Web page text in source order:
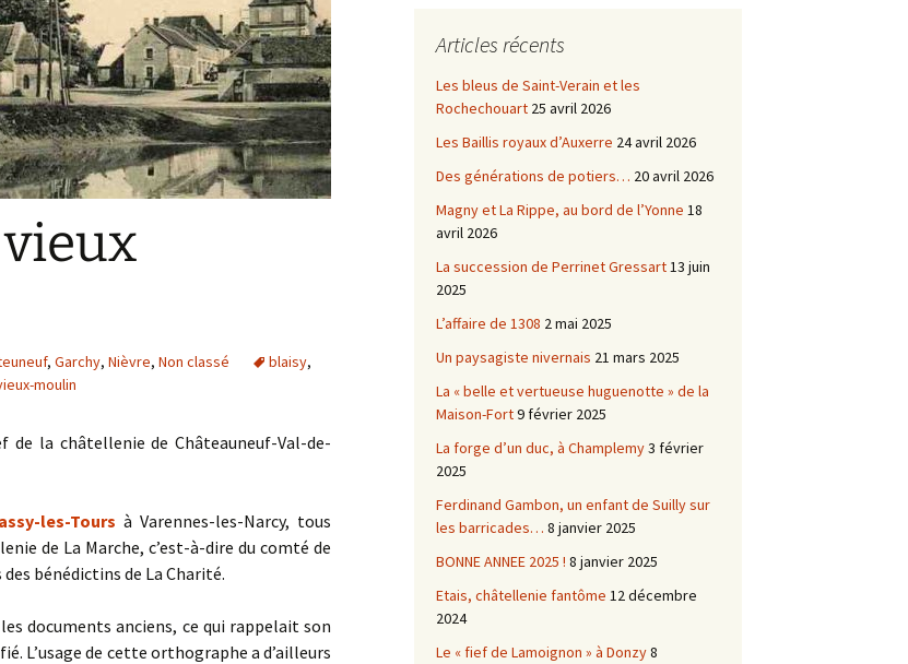
Baronnie de Saint-Verain
Comté d’Auxerre
Comté de Gien
Seigneurie de Courtenay
Comté de Sancerre
Châtellenie d’Etais
Châtellenies de Corvol et
Billy
Châtellenie de Chatel-
Bargis
Châtellenie de Saint-
Verain
Seigneuries voisines du
Donziais
, Garchy, Nièvre, Non classé blaisy,
moulin
la châtellenie de Châteauneuf-Val-de-
les-Tours à Varennes-les-Narcy, tous
de La Marche, c’est-à-dire du comté de
bénédictins de La Charité.
documents anciens, ce qui rappelait son
L’usage de cette orthographe a d’ailleurs
Articles récents
Les bleus de Saint-Verain et les
Rochechouart 25 avril 2026
Les Baillis royaux d’Auxerre 24 avril 2026
Des générations de potiers… 20 avril 2026
Magny et La Rippe, au bord de l’Yonne 18
avril 2026
La succession de Perrinet Gressart13 juin
2025
L’affaire de 1308 2 mai 2025
Un paysagiste nivernais 21 mars 2025
La « belle et vertueuse huguenotte » de la
Maison-Fort9 février 2025
La forge d’un duc, à Champlemy3 février
2025
Ferdinand Gambon, un enfant de Suilly sur
les barricades… 8 janvier 2025
BONNE ANNEE 2025 ! 8 janvier 2025
Etais, châtellenie fantôme 12 décembre
2024
Le « fief de Lamoignon » à Donzy8